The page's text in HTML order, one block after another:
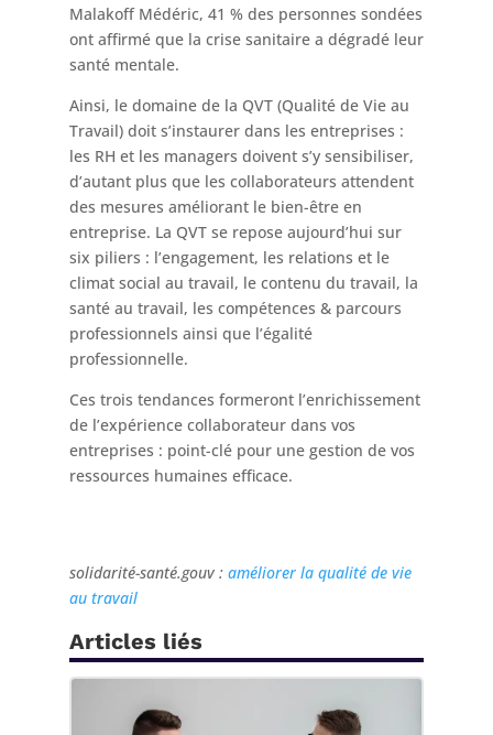
Malakoff Médéric, 41 % des personnes sondées
ont affirmé que la crise sanitaire a dégradé leur
santé mentale.
Ainsi, le domaine de la QVT (Qualité de Vie au
Travail) doit s’instaurer dans les entreprises :
les RH et les managers doivent s’y sensibiliser,
d’autant plus que les collaborateurs attendent
des mesures améliorant le bien-être en
entreprise. La QVT se repose aujourd’hui sur
six piliers : l’engagement, les relations et le
climat social au travail, le contenu du travail, la
santé au travail, les compétences & parcours
professionnels ainsi que l’égalité
professionnelle.
Ces trois tendances formeront l’enrichissement
de l’expérience collaborateur dans vos
entreprises : point-clé pour une gestion de vos
ressources humaines efficace.
solidarité-santé.gouv : améliorer la qualité de vie
au travail
Articles liés